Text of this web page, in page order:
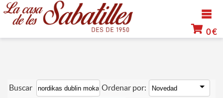
0 €
Buscar Ordenar por: